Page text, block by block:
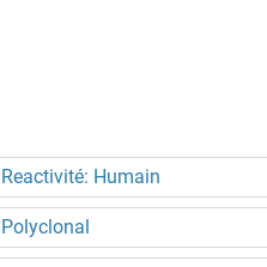
Reactivité: Humain
Polyclonal